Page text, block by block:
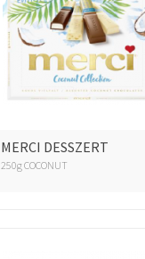
MERCI DESSZERT
250g COCONUT